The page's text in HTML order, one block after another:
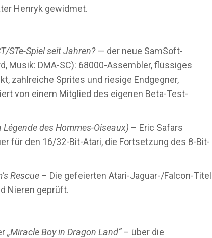
Henryk gewidmet.
STe-Spiel seit Jahren?— der neue SamSoft-
Musik: DMA-SC): 68000-Assembler, flüssiges
zahlreiche Sprites und riesige Endgegner,
von einem Mitglied des eigenen Beta-Test-
des Hommes-Oiseaux) – Eric Safars
für den 16/32-Bit-Atari, die Fortsetzung des 8-Bit-
Rescue – Die gefeierten Atari-Jaguar-/Falcon-Titel
Nieren geprüft.
„Miracle Boy in Dragon Land“– über die